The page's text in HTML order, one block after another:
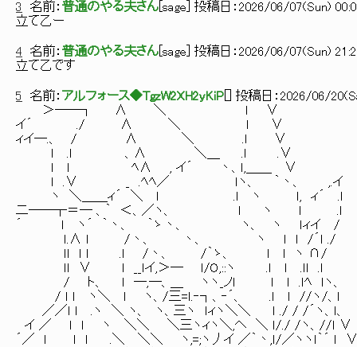
3 名前： 普通のやる夫さん sage ] 投稿日： 2026/06/07(Sun)
立て乙ー
4 名前： 普通のやる夫さん sage ] 投稿日： 2026/06/07(Sun)
立て乙です
5 名前： アルフォース◆TgzW2XH2yKiP ] 投稿日： 2026/06/
＞──┐ ∧ ＼ ｌ ∨
イ´ ./ ∧ ＼ ｌ ∨
ィイ─.、 / ∧ ＼ .ｌ ∨
ｌ .ｌ 、∧ ＼＿ .ｌ .∨
ｌ ｌ ﾍ∧ , イ´ 丶、ｌ,＿＿ ∨
ｌ .∨ _ .ﾍﾍ／ ｌヽ、 ｀丶、 ,.イ
ヽ ＼＿＿ィ´ ＼ ｌ .ｌ ヽ ｌ, ィ´ .ｌ
二──┬＝─ 、｀ ＜、／ヽ、 ｌ ヽ ｌ .ｌ
´ ｌ ヽ´ ｀丶、 ｀ゝ丶、 ヽ、 ヽ ｌィイ /
ｌ.∧ ｌ /丶、 丶、 ヽ ｌ ｌ /´ｌ ./
ｌｌ ｌ ｌ .ｌ /丶、 /｀ゝ、 ｌ ｌ ヽ ∩/ 前に買
ｌｌ ∨ ｌ __ｌイ,＞─ ｌ/O,::ヽ .ｌ ｌ .ｌｌ .ｌ
/ ト、 ｌ ─,─、＿ ヽヽ_ノｌ ｌ ｌ .ｌﾍ ｌヽ、 レ
/ ｌ ｌ ヽ＼ ｌ ヽ、/三=ｌ.‐┐、‐´、 .ｌ ｌ //ヽ/、ｌ
／／ｌ ｌ .ヽ ＼ ヽ、 ヽ、三ヽ ｌィヽ＼＼ ｌ ./ / /´ヽ、ｌ、
イ ／ ｌ ｌ ヽ ＼＼ ＼三ヽィヽ＼,ヘ ＼ ｌ/./ /ヽ、//ｌ ∨
´／ ｌ ｌ ｌ .＼ ＼＼ ヽ,=;ヽ丿イ ／｀丶,ｌ/／ヽヽｌ｀´ ｌ